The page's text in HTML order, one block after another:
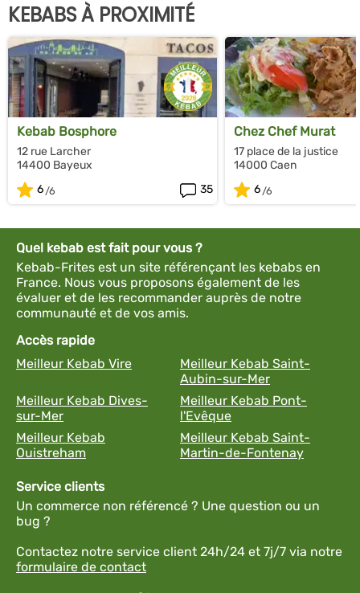
KEBABS À PROXIMITÉ
Kebab Bosphore
12 rue Larcher
14400 Bayeux
6
35
Chez Chef Murat
17 place de la justice
14000 Caen
6
Quel kebab est fait pour vous ?
Kebab-Frites est un site référençant les kebabs en
France. Nous vous proposons également de les
évaluer et de les recommander auprès de notre
communauté et de vos amis.
Accès rapide
Meilleur Kebab Vire
Meilleur Kebab Saint-
Aubin-sur-Mer
Meilleur Kebab Dives-
sur-Mer
Meilleur Kebab Pont-
l'Evêque
Meilleur Kebab
Ouistreham
Meilleur Kebab Saint-
Martin-de-Fontenay
Service clients
Un commerce non référencé ? Une question ou un
bug ?
Contactez notre service client 24h/24 et 7j/7 via notre
formulaire de contact